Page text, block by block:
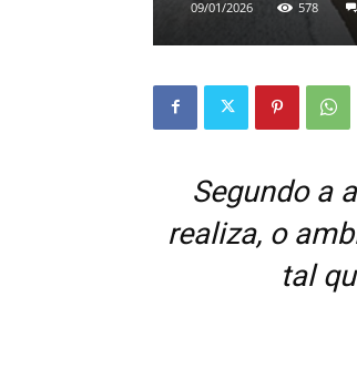
09/01/2026 578
Segundo a
realiza, o
tal